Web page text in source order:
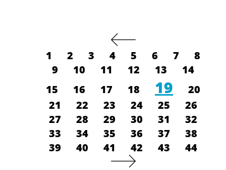
1 2 3 4 5 6 7
8
9
10 11 12 13
14
15
16 17 18 19
20
21
22 23 24 25
26
27
28 29 30 31
32
33
34 35 36 37
38
39
40 41 42 43 44